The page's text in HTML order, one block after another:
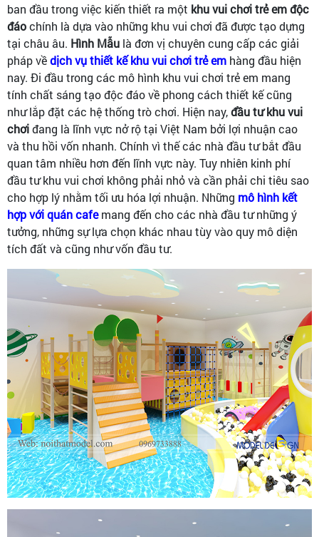
ban đầu trong việc kiến thiết ra một khu vui chơi trẻ em độc
đáochính là dựa vào những khu vui chơi đã được tạo dựng
tại châu âu. Hình Mẫu là đơn vị chuyên cung cấp các giải
pháp vềdịch vụ thiết kế khu vui chơi trẻ em hàng đầu hiện
nay. Đi đầu trong các mô hình khu vui chơi trẻ em mang
tính chất sáng tạo độc đáo về phong cách thiết kế cũng
như lắp đặt các hệ thống trò chơi. Hiện nay,đầu tư khu vui
chơiđang là lĩnh vực nở rộ tại Việt Nam bởi lợi nhuận cao
và thu hồi vốn nhanh. Chính vì thế các nhà đầu tư bắt đầu
quan tâm nhiều hơn đến lĩnh vực này. Tuy nhiên kinh phí
đầu tư khu vui chơi không phải nhỏ và cần phải chi tiêu sao
cho hợp lý nhằm tối ưu hóa lợi nhuận. Những mô hình kết
hợp với quán cafemang đến cho các nhà đầu tư những ý
tưởng, những sự lựa chọn khác nhau tùy vào quy mô diện
tích đất và cũng như vốn đầu tư.